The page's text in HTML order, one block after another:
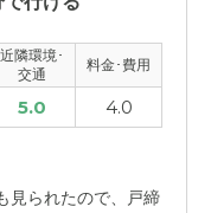
近隣環境･
交通
料金･費用
5.0 4.0
見られたので、戸締